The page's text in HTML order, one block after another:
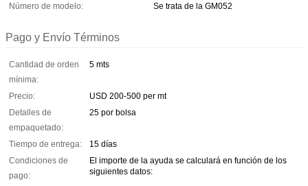
Número de modelo:
Se trata de la GM052
Pago y Envío Términos
Cantidad de orden
mínima:
5 mts
Precio:
USD 200-500 per mt
Detalles de
empaquetado:
25 por bolsa
Tiempo de entrega:
15 días
Condiciones de
pago:
El importe de la ayuda se calculará en función de los
siguientes datos: